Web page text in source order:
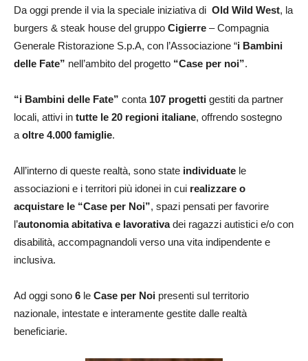
Da oggi prende il via la speciale iniziativa di Old Wild West, la
burgers & steak house del gruppo Cigierre – Compagnia
Generale Ristorazione S.p.A, con l’Associazione “i Bambini
delle Fate” nell’ambito del progetto “Case per noi”.
“i Bambini delle Fate” conta 107 progetti gestiti da partner
locali, attivi in tutte le 20 regioni italiane, offrendo sostegno
a oltre 4.000 famiglie.
All’interno di queste realtà, sono state individuate le
associazioni e i territori più idonei in cui realizzare o
acquistare le “Case per Noi”, spazi pensati per favorire
l’autonomia abitativa e lavorativadei ragazzi autistici e/o con
disabilità, accompagnandoli verso una vita indipendente e
inclusiva.
Ad oggi sono 6 le Case per Noi presenti sul territorio
nazionale, intestate e interamente gestite dalle realtà
beneficiarie.